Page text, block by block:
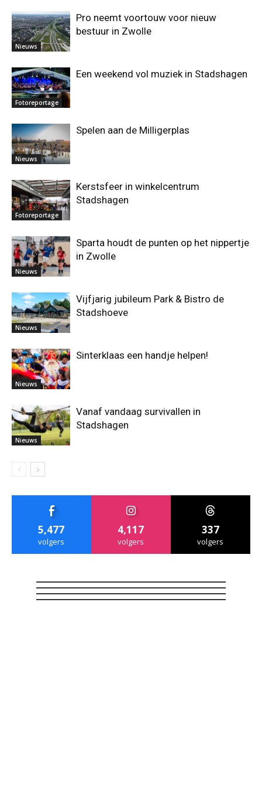
Nieuws
Pro neemt voortouw voor nieuw
bestuur in Zwolle
Fotoreportage
Een weekend vol muziek in Stadshagen
Nieuws
Spelen aan de Milligerplas
Fotoreportage
Kerstsfeer in winkelcentrum
Stadshagen
Nieuws
Sparta houdt de punten op het nippertje
in Zwolle
Nieuws
Vijfjarig jubileum Park & Bistro de
Stadshoeve
Nieuws
Sinterklaas een handje helpen!
Nieuws
Vanaf vandaag survivallen in
Stadshagen
5,477
volgers
4,117
volgers
337
volgers